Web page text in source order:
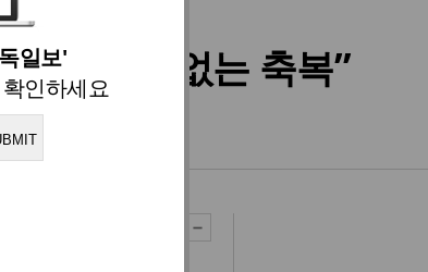
일보'
인하세요
갚을 수 없는 축복”
목사